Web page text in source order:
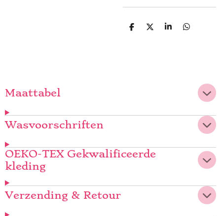
D D S D
Maattabel
Wasvoorschriften
OEKO-TEX Gekwalificeerde
kleding
Verzending & Retour